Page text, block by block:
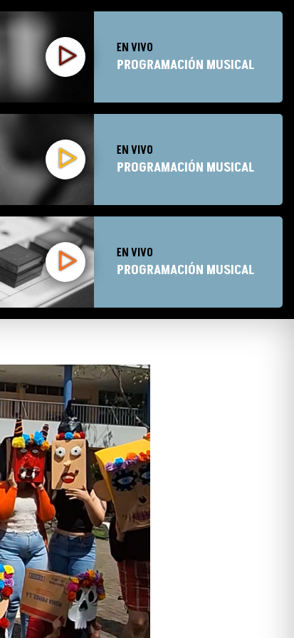
EN VIVO
PROGRAMACIÓN MUSICAL
EN VIVO
PROGRAMACIÓN MUSICAL
EN VIVO
PROGRAMACIÓN MUSICAL